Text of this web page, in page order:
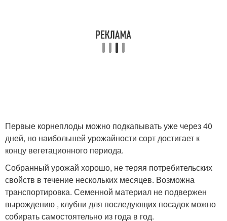
Первые корнеплоды можно подкапывать уже через 40
дней, но наибольшей урожайности сорт достигает к
концу вегетационного периода.
Собранный урожай хорошо, не теряя потребительских
свойств в течение нескольких месяцев. Возможна
транспортировка. Семенной материал не подвержен
вырождению , клубни для последующих посадок можно
собирать самостоятельно из года в год.